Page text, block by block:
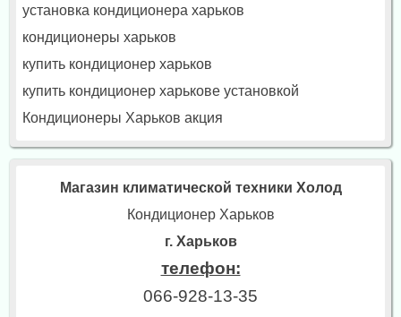
установка кондиционера харьков
кондиционеры харьков
купить кондиционер харьков
купить кондиционер харькове установкой
Кондиционеры Харьков акция
Магазин климатической техники Холод
Кондиционер Харьков
г. Харьков
телефон:
066-928-13-35